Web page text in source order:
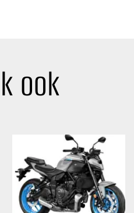
ook